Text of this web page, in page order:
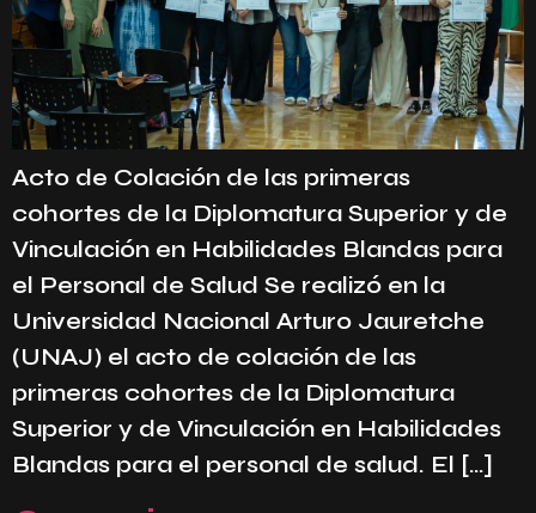
Acto de Colación de las primeras
cohortes de la Diplomatura Superior y de
Vinculación en Habilidades Blandas para
el Personal de Salud Se realizó en la
Universidad Nacional Arturo Jauretche
(UNAJ) el acto de colación de las
primeras cohortes de la Diplomatura
Superior y de Vinculación en Habilidades
Blandas para el personal de salud. El […]